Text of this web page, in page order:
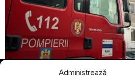
Administrează